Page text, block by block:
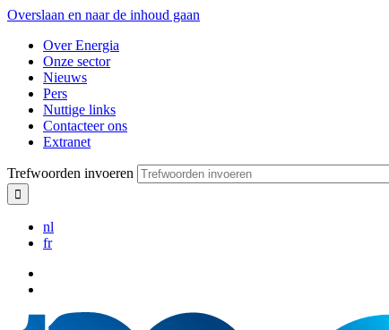
Overslaan en naar de inhoud gaan
Over Energia
Onze sector
Nieuws
Pers
Nuttige links
Contacteer ons
Extranet
Trefwoorden invoeren
nl
fr